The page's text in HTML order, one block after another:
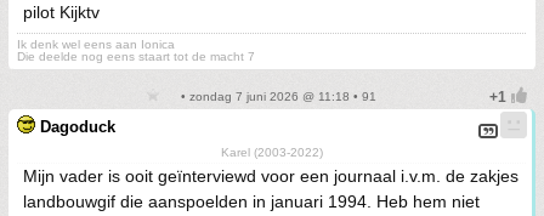
pilot Kijktv
Ik denk wel eens aan Ionica
Die deelde nog eens staart tot de macht 7
• zondag 7 juni 2026 @ 11:18 • 91
Dagoduck
Karel (2003-2022)
Mijn vader is ooit geïnterviewd voor een journaal i.v.m. de zakjes
landbouwgif die aanspoelden in januari 1994. Heb hem niet